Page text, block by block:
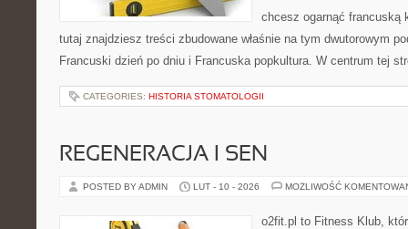
chcesz ogarnąć francuską
tutaj znajdziesz treści zbudowane właśnie na tym dwutorowym
Francuski dzień po dniu i Francuska popkultura. W centrum tej
CATEGORIES: HISTORIA STOMATOLOGII
REGENERACJA I SEN
POSTED BY ADMIN LUT - 10 - 2026 MOŻLIWOŚĆ
o2fit.pl to Fitness Klub,